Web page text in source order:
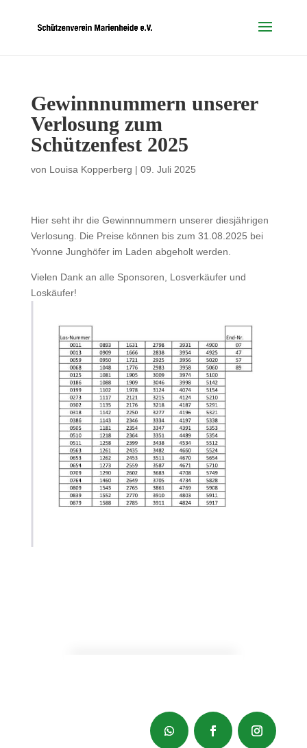
Gewinnnummern unserer
Verlosung zum
Schützenfest 2025
von Louisa Kopperberg | 09. Juli 2025
Hier seht ihr die Gewinnnummern unserer diesjährigen
Verlosung. Die Preise können bis zum 31.08.2025 bei
Yvonne Junghöfer im Laden abgeholt werden.
Vielen Dank an alle Sponsoren, Losverkäufer und
Loskäufer!